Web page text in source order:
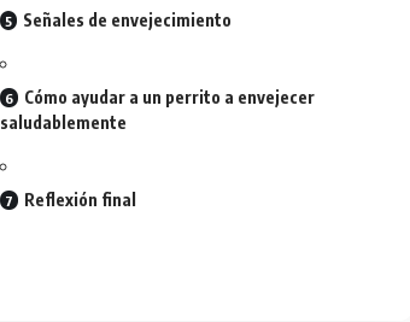
Señales de envejecimiento
Cómo ayudar a un perrito a envejecer
saludablemente
Reflexión final